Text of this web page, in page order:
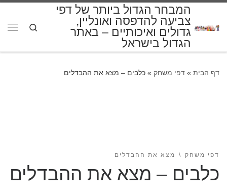
המבחר הגדול ביותר של דפי
צביעה להדפסה ואונליין,
גדולים ואיכותיים – באתר
הגדול בישראל
Search
דף הבית » דפי משחק » כלבים – מצא את ההבדלים
דפי משחק מצא את ההבדלים
כלבים – מצא את ההבדלים